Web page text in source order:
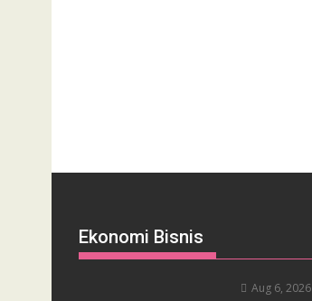
Ekonomi Bisnis
Aug 6, 2026